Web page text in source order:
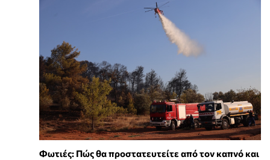
Φωτιές: Πώς θα προστατευτείτε από τον καπνό και